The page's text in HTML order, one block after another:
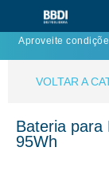
Aproveite
VOLTAR A
Bateria para
95Wh